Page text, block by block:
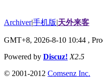
Archiver|手机版|天外来客
GMT+8, 2026-8-10 10:44 ,
Powered by Discuz! X2.5
© 2001-2012 Comsenz Inc.